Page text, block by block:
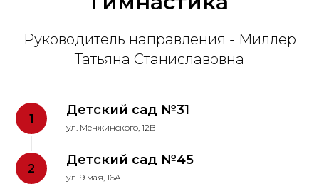
Руководитель направления - Миллер
Татьяна Станиславовна
Детский сад №31
ул. Менжинского, 12В
Детский сад №45
ул. 9 мая, 16А